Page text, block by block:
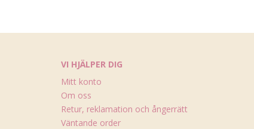
VI HJÄLPER DIG
Mitt konto
Om oss
Retur, reklamation och ångerrätt
Väntande order